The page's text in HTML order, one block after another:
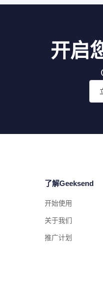
开启
了解Geeksend
开始使用
关于我们
推广计划